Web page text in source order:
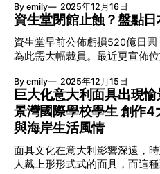
います。Eddie Bauer | エディー・バウア
Bauer聲威？ Eddie Bauer早於1994年已經以聯營方式在日本
開店。奈何種種經營不善因素
發無數學者，山口文憲、大橋
法帶到香港，前者更指香港街
病人所描繪的圖畫，街道上空是一片招
多招牌？ 早年郭斯恆曾分析香港的霓虹招牌並輯錄成書，這
次將焦點放在香港人經常到訪
字型的資料均整理妥當，讓讀
與趨勢。 10個地區 10種脈搏 與香港不同，東京明確劃分住宅
區與商業娛樂區，因此各地區
言。10個地區自有10種溫度，上
家擔當視覺主導，邀來瑞典希
與作曲家Jacob Mühlrad聯手
品，將市政廳轉化為三幕光影
Wessely設計的出發點是擁有
日出作為序幕，運用光影上演一場空間
與頂尖音樂人合作 究竟Alexander Wessely是誰？年僅36歲的
他初以攝影師身份涉足音樂與
導。2019年獲Swedish House
總監，負責攝影、舞台設計及
合作完成宣傳項目。他亦先後
Rihanna、Grimes等合作，是巨
/0:26 1×
By emily 2025年12月16日
資生堂閉館止蝕？盤點
資生堂早前公佈虧損520億日圓
為此需大幅裁員。最近更宣佈
銀座的資生堂藝廊。雖則非全
巨匠谷口吉生操刀的作品要劃上句
建築師起步點 資生堂アートハウス
口吉生與高宮真介聯手之作，
目，沒太多人認識；故1979年
會獎，某程度資生堂アートハ
By emily 2025年12月15日
巨大化意大利面具出現
景灣國際學校學生 創作
與海岸生活風情
面具文化在意大利影響深遠，
人戴上形形式式的面具，而這